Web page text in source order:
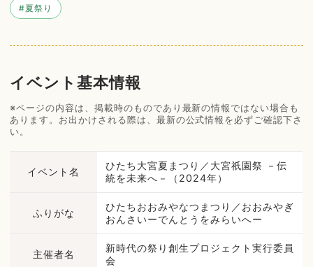
#夏祭り
イベント基本情報
※ページの内容は、掲載時のものであり最新の情報ではない場合も
あります。お出かけされる際は、最新の公式情報を必ずご確認下さ
い。
イベント名
ひたち大宮夏まつり／大宮祇園祭 －伝
統を未来へ－（2024年）
ふりがな
ひたちおおみやなつまつり／おおみやぎ
おんさいーでんとうをみらいへー
主催者名
新時代の祭り創生プロジェクト実行委員
会